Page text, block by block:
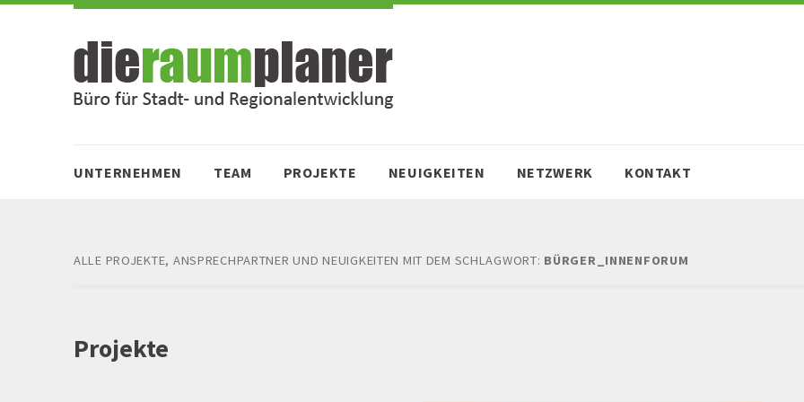
Zum
Zur
UNTERNEHMEN TEAM PROJEKTE NEUIGKEITEN NETZWERK KONTAKT
ALLE PROJEKTE, ANSPRECHPARTNER UND NEUIGKEITEN MIT DEM SCHLAGWORT: BÜRGER_INNENFORUM
Projekte